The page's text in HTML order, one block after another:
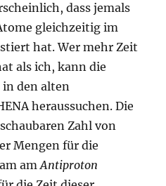
dass jemals
gleichzeitig im
hat. Wer mehr Zeit
als ich, kann die
in den alten
heraussuchen. Die
Zahl von
Mengen für die
amAntiproton